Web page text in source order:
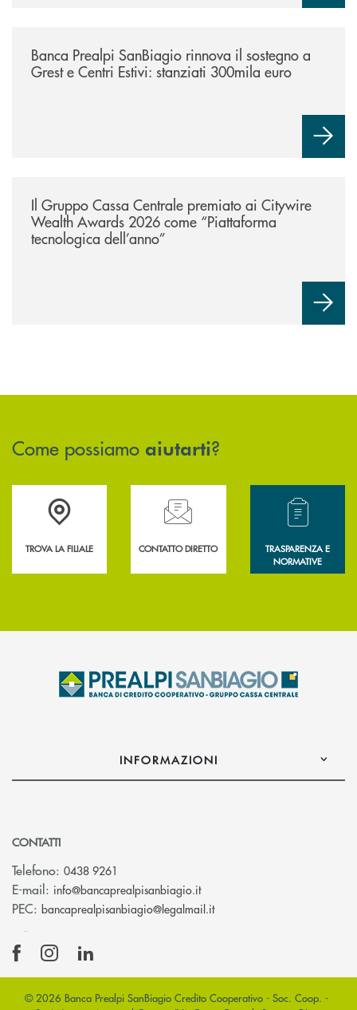
Banca Prealpi SanBiagio rinnova il sostegno a
Grest e Centri Estivi: stanziati 300mila euro
Il Gruppo Cassa Centrale premiato ai Citywire
Wealth Awards 2026 come “Piattaforma
tecnologica dell’anno”
Come possiamo aiutarti?
Accedi all' elenco completo delle filiali .
TROVA LA FILIALE
Hai bisogno di assistenza immediata?
CONTATTO DIRETTO
Hai bisogno di
TRASPARENZA E
NORMATIVE
INFORMAZIONI
CONTATTI
Telefono: 0438 9261
E-mail: info@bancaprealpisanbiagio.it(si apre l’app di posta
PEC: bancaprealpisanbiagio@legalmail.it(si apre l’app di posta
© 2026 Banca Prealpi SanBiagio Credito Cooperativo - Soc. Coop. -